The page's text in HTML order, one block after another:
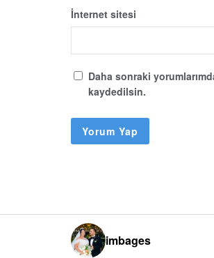
İnternet sitesi
Daha sonraki
kaydedilsin.
imbages